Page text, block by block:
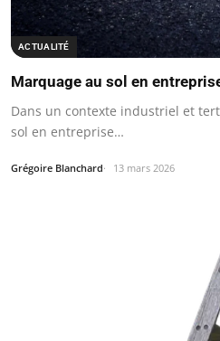
ACTUALITÉ
Marquage au sol en
Dans un contexte industriel et
sol en entreprise…
Grégoire Blanchard 13 mars 2026